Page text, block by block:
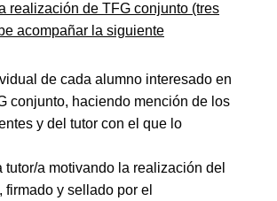
realización de TFG conjunto (tres
acompañar la siguiente
de cada alumno interesado en
conjunto, haciendo mención de los
y del tutor con el que lo
tutor/a motivando la realización del
firmado y sellado por el